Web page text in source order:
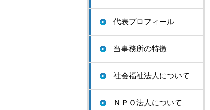
代表プロフィール
当事務所の特徴
社会福祉法人について
ＮＰＯ法人について